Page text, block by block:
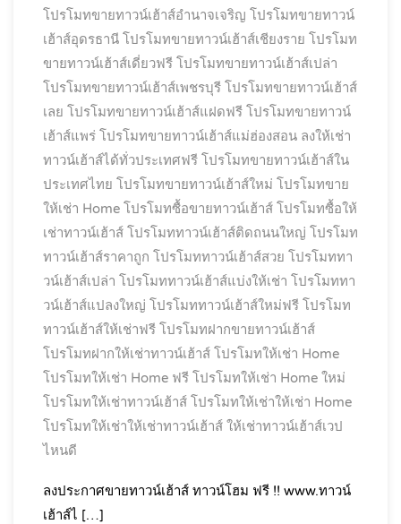
โปรโมทขายทาวน์เฮ้าส์อำนาจเจริญ โปรโมทขายทาวน์
เฮ้าส์อุดรธานี โปรโมทขายทาวน์เฮ้าส์เชียงราย โปรโมท
ขายทาวน์เฮ้าส์เดี่ยวฟรี โปรโมทขายทาวน์เฮ้าส์เปล่า
โปรโมทขายทาวน์เฮ้าส์เพชรบุรี โปรโมทขายทาวน์เฮ้าส์
เลย โปรโมทขายทาวน์เฮ้าส์แฝดฟรี โปรโมทขายทาวน์
เฮ้าส์แพร่ โปรโมทขายทาวน์เฮ้าส์แม่ฮ่องสอน ลงให้เช่า
ทาวน์เฮ้าส์ได้ทั่วประเทศฟรี โปรโมทขายทาวน์เฮ้าส์ใน
ประเทศไทย โปรโมทขายทาวน์เฮ้าส์ใหม่ โปรโมทขาย
ให้เช่า Home โปรโมทซื้อขายทาวน์เฮ้าส์ โปรโมทซื้อให้
เช่าทาวน์เฮ้าส์ โปรโมททาวน์เฮ้าส์ติดถนนใหญ่ โปรโมท
ทาวน์เฮ้าส์ราคาถูก โปรโมททาวน์เฮ้าส์สวย โปรโมททา
วน์เฮ้าส์เปล่า โปรโมททาวน์เฮ้าส์แบ่งให้เช่า โปรโมททา
วน์เฮ้าส์แปลงใหญ่ โปรโมททาวน์เฮ้าส์ใหม่ฟรี โปรโมท
ทาวน์เฮ้าส์ให้เช่าฟรี โปรโมทฝากขายทาวน์เฮ้าส์
โปรโมทฝากให้เช่าทาวน์เฮ้าส์ โปรโมทให้เช่า Home
โปรโมทให้เช่า Home ฟรี โปรโมทให้เช่า Home ใหม่
โปรโมทให้เช่าทาวน์เฮ้าส์ โปรโมทให้เช่าให้เช่า Home
โปรโมทให้เช่าให้เช่าทาวน์เฮ้าส์ ให้เช่าทาวน์เฮ้าส์เวป
ไหนดี
ลงประกาศขายทาวน์เฮ้าส์ ทาวน์โฮม ฟรี !! www.ทาวน์
เฮ้าส์ไ […]